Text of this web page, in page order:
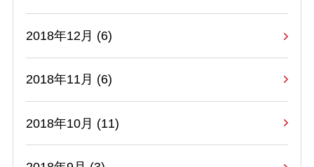
2018年12月 (6)
2018年11月 (6)
2018年10月 (11)